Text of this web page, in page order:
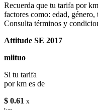
Recuerda que tu tarifa por
factores como: edad,
Consulta términos y
Attitude SE 2017
miituo
Si tu tarifa
por km es de
$ 0.61 x